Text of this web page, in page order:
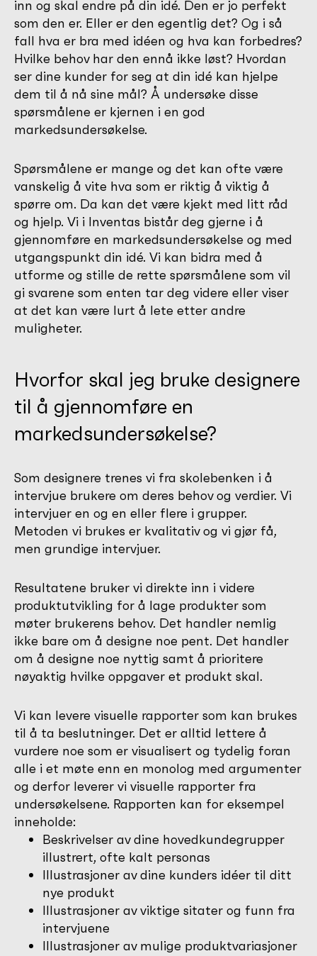
inn og skal endre på din idé. Den er jo perfekt
som den er. Eller er den egentlig det? Og i så
fall hva er bra med idéen og hva kan forbedres?
Hvilke behov har den ennå ikke løst? Hvordan
ser dine kunder for seg at din idé kan hjelpe
dem til å nå sine mål? Å undersøke disse
spørsmålene er kjernen i en god
markedsundersøkelse.
Spørsmålene er mange og det kan ofte være
vanskelig å vite hva som er riktig å viktig å
spørre om. Da kan det være kjekt med litt råd
og hjelp. Vi i Inventas bistår deg gjerne i å
gjennomføre en markedsundersøkelse og med
utgangspunkt din idé. Vi kan bidra med å
utforme og stille de rette spørsmålene som vil
gi svarene som enten tar deg videre eller viser
at det kan være lurt å lete etter andre
muligheter.
Hvorfor skal jeg bruke designere
til å gjennomføre en
markedsundersøkelse?
Som designere trenes vi fra skolebenken i å
intervjue brukere om deres behov og verdier. Vi
intervjuer en og en eller flere i grupper.
Metoden vi brukes er kvalitativ og vi gjør få,
men grundige intervjuer.
Resultatene bruker vi direkte inn i videre
produktutvikling for å lage produkter som
møter brukerens behov. Det handler nemlig
ikke bare om å designe noe pent. Det handler
om å designe noe nyttig samt å prioritere
nøyaktig hvilke oppgaver et produkt skal.
Vi kan levere visuelle rapporter som kan brukes
til å ta beslutninger. Det er alltid lettere å
vurdere noe som er visualisert og tydelig foran
alle i et møte enn en monolog med argumenter
og derfor leverer vi visuelle rapporter fra
undersøkelsene. Rapporten kan for eksempel
inneholde:
Beskrivelser av dine hovedkundegrupper
illustrert, ofte kalt personas
Illustrasjoner av dine kunders idéer til ditt
nye produkt
Illustrasjoner av viktige sitater og funn fra
intervjuene
Illustrasjoner av mulige produktvariasjoner